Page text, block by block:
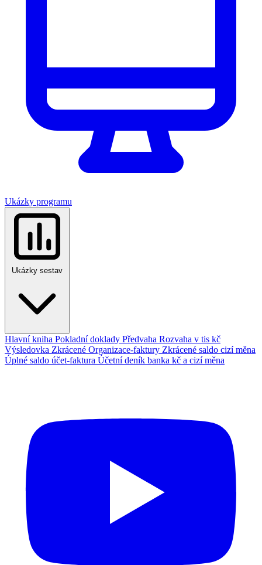
Ukázky programu
Ukázky sestav
Hlavní kniha Pokladní doklady Předvaha Rozvaha v tis kč
Výsledovka Zkrácené Organizace-faktury Zkrácené saldo cizí měna
Úplné saldo účet-faktura Účetní deník banka kč a cizí měna